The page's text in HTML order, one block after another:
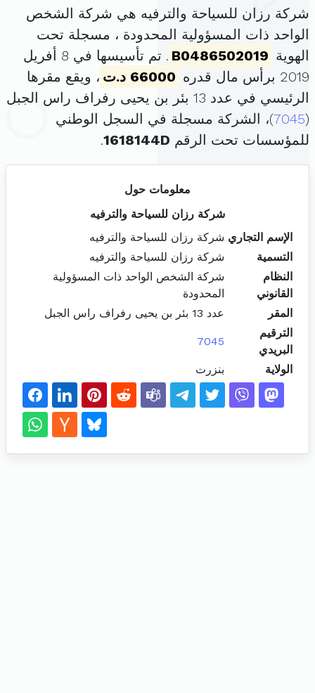
شركة رزان للسياحة والترفيه هي شركة الشخص
الواحد ذات المسؤولية المحدودة ، مسجلة تحت
الهوية B0486502019
. تم تأسيسها في 8 أفريل
2019 برأس مال قدره
66000 د.ت
، ويقع مقرها
الرئيسي في عدد 13 بئر بن يحيى رفراف راس الجبل
(
7045)، الشركة مسجلة في السجل الوطني
للمؤسسات تحت الرقم 1618144D
.
معلومات حول
شركة رزان للسياحة والترفيه
الإسم التجاري شركة رزان للسياحة والترفيه
التسمية
شركة رزان للسياحة والترفيه
النظام
القانوني
شركة الشخص الواحد ذات المسؤولية
المحدودة
المقر
عدد 13 بئر بن يحيى رفراف راس الجبل
الترقيم
البريدي
7045
الولاية بنزرت